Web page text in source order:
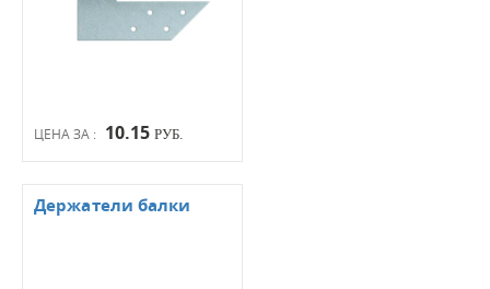
ЦЕНА ЗА : 10.15 РУБ.
Держатели балки